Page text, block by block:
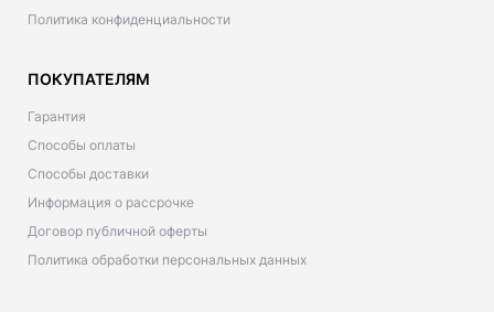
Политика конфиденциальности
ПОКУПАТЕЛЯМ
Гарантия
Способы оплаты
Способы доставки
Информация о рассрочке
Договор публичной оферты
Политика обработки персональных данных